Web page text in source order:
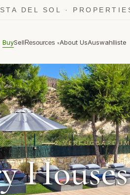
DEL SOL ·
BuySellResources ▾About UsAuswahlliste
2 VERFÜGBARE